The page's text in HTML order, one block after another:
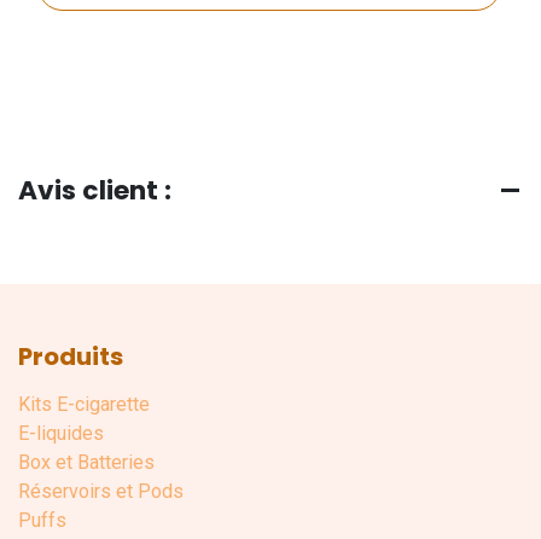
Avis client :
Produits
Kits E-cigarette
E-liquides
Box et Batteries
Réservoirs et Pods
Puffs